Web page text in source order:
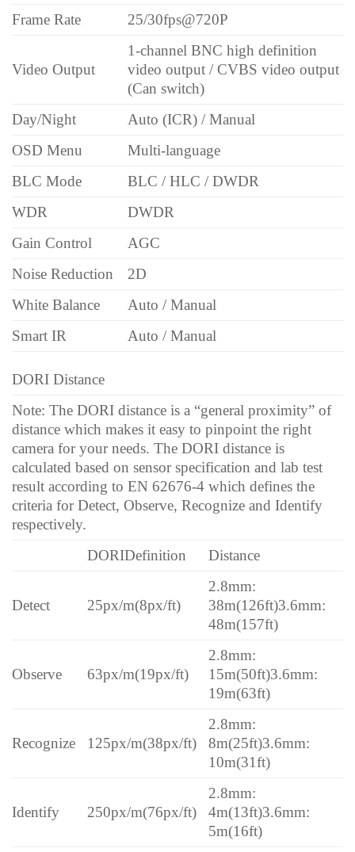
Frame Rate 25/30fps@720P
Video Output
1-channel BNC high definition
video output / CVBS video output
(Can switch)
Day/Night
Auto (ICR) / Manual
OSD Menu
Multi-language
BLC Mode
BLC / HLC / DWDR
WDR
DWDR
Gain Control
AGC
Noise Reduction
2D
White Balance
Auto / Manual
Smart IR
Auto / Manual
DORI Distance
Note: The DORI distance is a “general proximity” of
distance which makes it easy to pinpoint the right
camera for your needs. The DORI distance is
calculated based on sensor specification and lab test
result according to EN 62676-4 which defines the
criteria for Detect, Observe, Recognize and Identify
respectively.
DORIDefinition Distance
Detect 25px/m(8px/ft)
2.8mm:
38m(126ft)3.6mm:
48m(157ft)
Observe 63px/m(19px/ft)
2.8mm:
15m(50ft)3.6mm:
19m(63ft)
Recognize 125px/m(38px/ft)
2.8mm:
8m(25ft)3.6mm:
10m(31ft)
Identify 250px/m(76px/ft)
2.8mm:
4m(13ft)3.6mm:
5m(16ft)